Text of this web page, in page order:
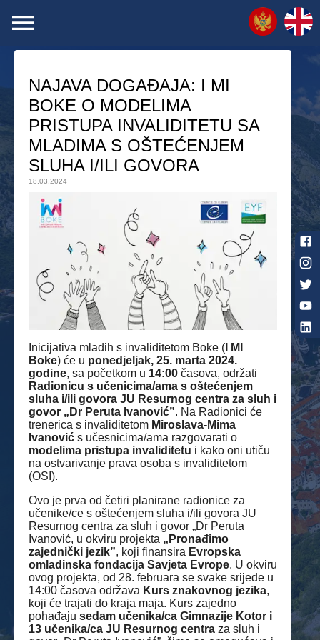
NAJAVA DOGAĐAJA: I MI
BOKE O MODELIMA
PRISTUPA INVALIDITETU SA
MLADIMA S OŠTEĆENJEM
SLUHA I/ILI GOVORA
18.03.2024
Inicijativa mladih s invaliditetom Boke ( I MI
Boke) će u ponedjeljak, 25. marta 2024.
godine, sa početkom u 14:00 časova, održati
Radionicu s učenicima/ama s oštećenjem
sluha i/ili govora JU Resurnog centra za sluh i
govor „Dr Peruta Ivanović”. Na Radionici će
trenerica s invaliditetom Miroslava-Mima
Ivanović s učesnicima/ama razgovarati o
modelima pristupa invaliditetu i kako oni utiču
na ostvarivanje prava osoba s invaliditetom
(OSI).
Ovo je prva od četiri planirane radionice za
učenike/ce s oštećenjem sluha i/ili govora JU
Resurnog centra za sluh i govor „Dr Peruta
Ivanović, u okviru projekta „Pronađimo
zajednički jezik”, koji finansira Evropska
omladinska fondacija Savjeta Evrope. U okviru
ovog projekta, od 28. februara se svake srijede u
14:00 časova održava Kurs znakovnog jezika,
koji će trajati do kraja maja. Kurs zajedno
pohađaju sedam učenika/ca Gimnazije Kotor i
13 učenika/ca JU Resurnog centra za sluh i